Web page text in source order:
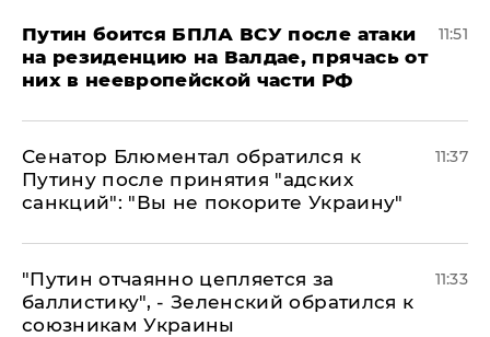
Путин боится БПЛА ВСУ после атаки
на резиденцию на Валдае, прячась от
них в неевропейской части РФ
11:51
Сенатор Блюментал обратился к
Путину после принятия "адских
санкций": "Вы не покорите Украину"
11:37
"Путин отчаянно цепляется за
баллистику", - Зеленский обратился к
союзникам Украины
11:33